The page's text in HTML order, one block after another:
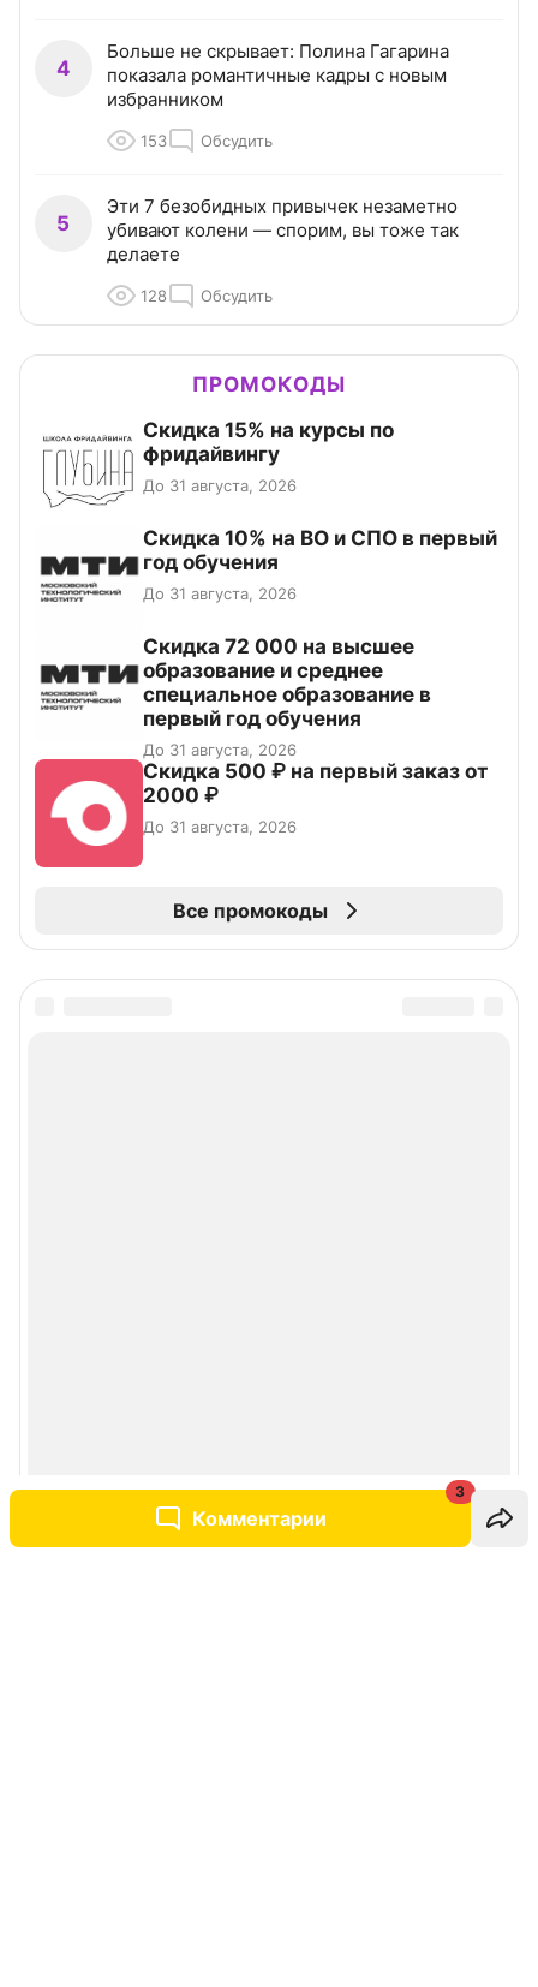
Комментарии
3
4
Больше не скрывает: Полина Гагарина
показала романтичные кадры с новым
избранником
153 Обсудить
5
Эти 7 безобидных привычек незаметно
убивают колени — спорим, вы тоже так
делаете
128 Обсудить
ПРОМОКОДЫ
Скидка 15% на курсы по
фридайвингу
До 31 августа, 2026
Скидка 10% на ВО и СПО в первый
год обучения
До 31 августа, 2026
Скидка 72 000 на высшее
образование и среднее
специальное образование в
первый год обучения
До 31 августа, 2026
Скидка 500 ₽ на первый заказ от
2000 ₽
До 31 августа, 2026
Все промокоды